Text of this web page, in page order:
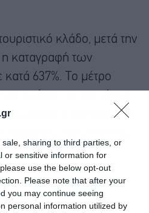
sharing to third parties, or
or sensitive information for
use the below opt-out
Please note that after your
you may continue seeing
personal information utilized by
κλάδο, μετά την
η καταγραφή των
637%. Το μέτρο
η ενέργεια και
εκατομμύρια
του μέτρου,